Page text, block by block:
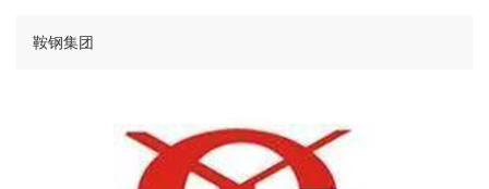
鞍钢集团